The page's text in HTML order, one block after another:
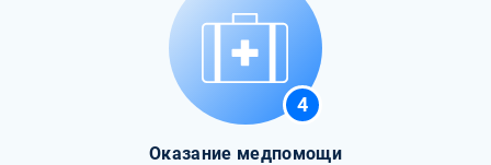
4
Оказание медпомощи